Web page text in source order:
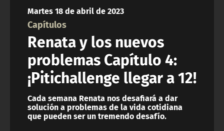
Martes 18 de abril de 2023
Capítulos
Renata y los nuevos
problemas Capítulo 4:
¡Pitichallenge llegar a 12!
Cada semana Renata nos desafiará a dar
solución a problemas de la vida cotidiana
que pueden ser un tremendo desafío.